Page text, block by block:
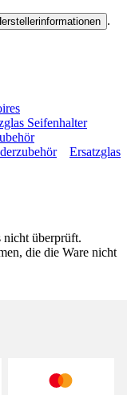
.
Seifenhalter
Ersatzglas
überprüft.
die die Ware nicht